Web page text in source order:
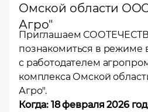
Омской области
Агро"
Приглашаем
познакомиться в режиме
с работодателем
комплекса Омской
Агро".
Когда: 18 февраля 2026